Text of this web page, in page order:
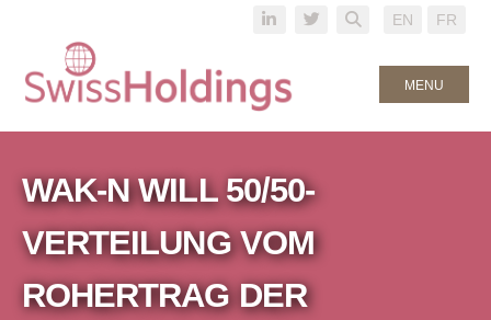
EN FR
MENU
WAK-N WILL 50/50-
VERTEILUNG VOM
ROHERTRAG DER